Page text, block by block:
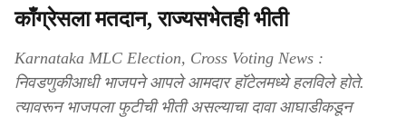
काँग्रेसला मतदान, राज्यसभेतही भीती
Karnataka MLC Election, Cross Voting News :
निवडणुकीआधी भाजपने आपले आमदार हॉटेलमध्ये हलविले होते.
त्यावरून भाजपला फुटीची भीती असल्याचा दावा आघाडीकडून